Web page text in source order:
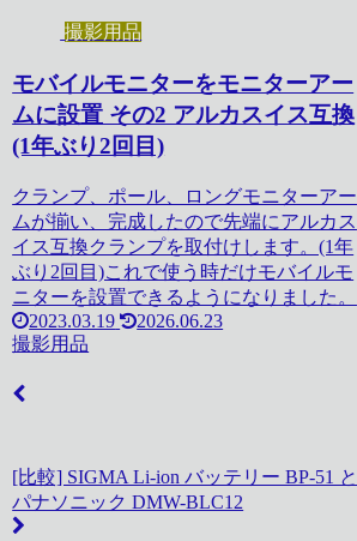
撮影用品
モバイルモニターをモニターアー
ムに設置 その2 アルカスイス互換
(1年ぶり2回目)
クランプ、ポール、ロングモニターアー
ムが揃い、完成したので先端にアルカス
イス互換クランプを取付けします。(1年
ぶり2回目)これで使う時だけモバイルモ
ニターを設置できるようになりました。
2023.03.19
2026.06.23
撮影用品
[比較] SIGMA Li-ion バッテリー BP-51 と
パナソニック DMW-BLC12